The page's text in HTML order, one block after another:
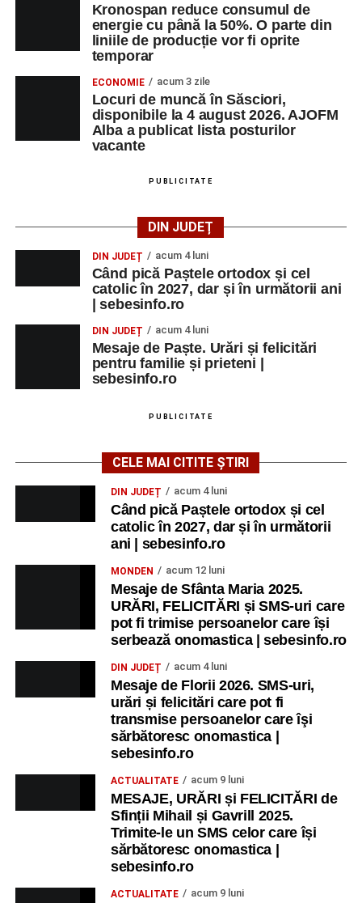
Kronospan reduce consumul de
energie cu până la 50%. O parte din
liniile de producție vor fi oprite
temporar
ECONOMIE acum 3 zile
Locuri de muncă în Săsciori,
disponibile la 4 august 2026. AJOFM
Alba a publicat lista posturilor
vacante
PUBLICITATE
DIN JUDEȚ
DIN JUDEȚ acum 4 luni
Când pică Paștele ortodox și cel
catolic în 2027, dar și în următorii ani
| sebesinfo.ro
DIN JUDEȚ acum 4 luni
Mesaje de Paște. Urări și felicitări
pentru familie și prieteni |
sebesinfo.ro
PUBLICITATE
CELE MAI CITITE ȘTIRI
DIN JUDEȚ acum 4 luni
Când pică Paștele ortodox și cel
catolic în 2027, dar și în următorii
ani | sebesinfo.ro
MONDEN acum 12 luni
Mesaje de Sfânta Maria 2025.
URĂRI, FELICITĂRI și SMS-uri care
pot fi trimise persoanelor care își
serbează onomastica | sebesinfo.ro
DIN JUDEȚ acum 4 luni
Mesaje de Florii 2026. SMS-uri,
urări și felicitări care pot fi
transmise persoanelor care îşi
sărbătoresc onomastica |
sebesinfo.ro
ACTUALITATE acum 9 luni
MESAJE, URĂRI și FELICITĂRI de
Sfinții Mihail și Gavrill 2025.
Trimite-le un SMS celor care își
sărbătoresc onomastica |
sebesinfo.ro
ACTUALITATE acum 9 luni